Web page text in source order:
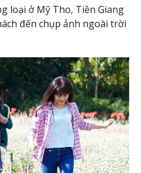
loại ở Mỹ Tho, Tiền Giang
đến chụp ảnh ngoài trời